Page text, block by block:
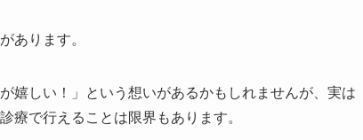
があります。
嬉しい！」という想いがあるかもしれませんが、実は
療で行えることは限界もあります。